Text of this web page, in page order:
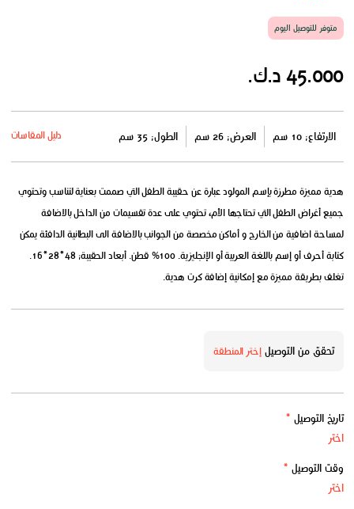
متوفر للتوصيل اليوم
45.000 د.ك.
الارتفاع: 10 سم العرض: 26 سم الطول: 35 سم دليل المقاسات
هدية مميزة مطرزة بإسم المولود عبارة عن حقيبة الطفل التي صممت بعناية لتناسب وتحتوي
جميع أغراض الطفل التي تحتاجها الأم، تحتوي على عدة تقسيمات من الداخل بالاضافة
لمساحة اضافية من الخارج و أماكن مخصصة من الجوانب بالاضافة الى البطانية الدافئة يمكن
كتابة أحرف أو إسم باللغة العربية أو الإنجليزية. 100% قطن. أبعاد الحقيبة: 48*28*16.
تغلف بطريقة مميزة مع إمكانية إضافة كرت هدية.
تحقق من التوصيلإختر المنطقة
تاريخ التوصيل *
وقت التوصيل *